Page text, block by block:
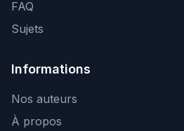
FAQ
Sujets
Informations
Nos auteurs
À propos